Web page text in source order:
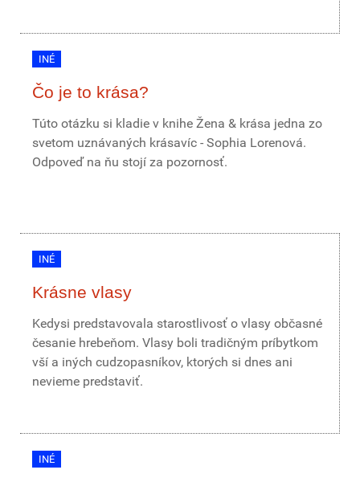
INÉ
Čo je to krása?
Túto otázku si kladie v knihe Žena & krása jedna zo
svetom uznávaných krásavíc - Sophia Lorenová.
Odpoveď na ňu stojí za pozornosť.
INÉ
Krásne vlasy
Kedysi predstavovala starostlivosť o vlasy občasné
česanie hrebeňom. Vlasy boli tradičným príbytkom
vší a iných cudzopasníkov, ktorých si dnes ani
nevieme predstaviť.
INÉ